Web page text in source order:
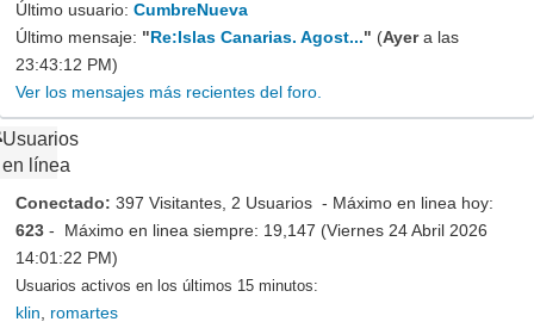
Último usuario: CumbreNueva
Último mensaje: "Re:Islas Canarias. Agost..." (Ayera las
23:43:12 PM)
Ver los mensajes más recientes del foro.
Usuarios
en línea
Conectado: 397 Visitantes, 2 Usuarios - Máximo en linea hoy:
623 - Máximo en linea siempre: 19,147 (Viernes 24 Abril 2026
14:01:22 PM)
Usuarios activos en los últimos 15 minutos:
klin romartes